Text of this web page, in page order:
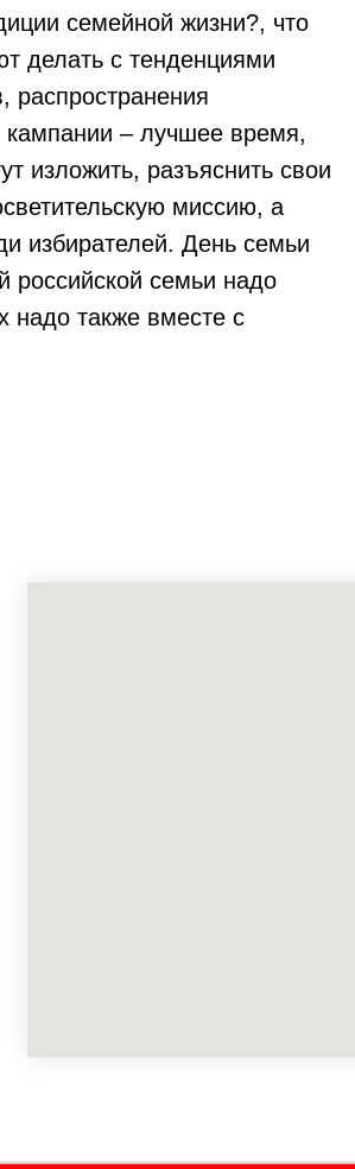
семейной жизни?, что
делать с тенденциями
распространения
кампании – лучшее время,
изложить, разъяснить свои
миссию, а
избирателей. День семьи
российской семьи надо
надо также вместе с